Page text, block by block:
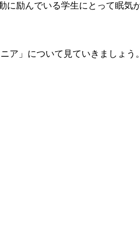
に励んでいる学生にとって眠気
ア」について見ていきましょう。